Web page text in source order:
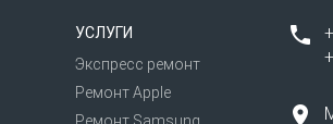
УСЛУГИ
Экспресс ремонт
Ремонт Apple